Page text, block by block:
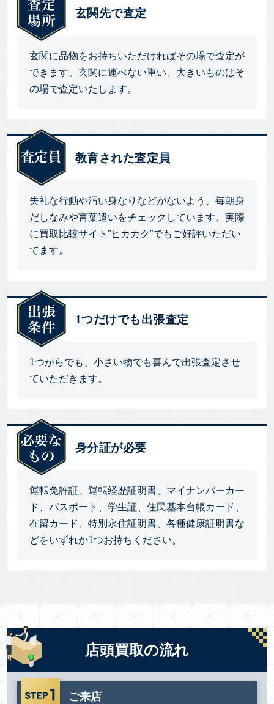
玄関先で査定
玄関に品物をお持ちいただければその場で査定が
できます。玄関に運べない重い、大きいものはそ
の場で査定いたします。
教育された査定員
失礼な行動や汚い身なりなどがないよう、毎朝身
だしなみや言葉遣いをチェックしています。実際
に買取比較サイト”ヒカカク”でもご好評いただい
てます。
1つだけでも出張査定
1つからでも、小さい物でも喜んで出張査定させ
ていただきます。
身分証が必要
運転免許証、運転経歴証明書、マイナンバーカー
ド、パスポート、学生証、住民基本台帳カード、
在留カード、特別永住証明書、各種健康証明書な
どをいずれか1つお持ちください。
店頭買取の流れ
ご来店